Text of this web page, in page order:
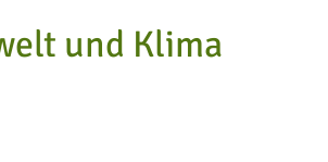
und Klima